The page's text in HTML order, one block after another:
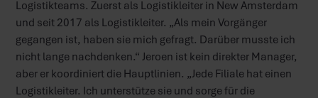
Logistikteams. Zuerst als Logistikleiter in New Amsterdam
und seit 2017 als Logistikleiter. „Als mein Vorgänger
gegangen ist, haben sie mich gefragt. Darüber musste ich
nicht lange nachdenken.“ Jeroen ist kein direkter Manager,
aber er koordiniert die Hauptlinien. „Jede Filiale hat einen
Logistikleiter. Ich unterstütze sie und sorge für die